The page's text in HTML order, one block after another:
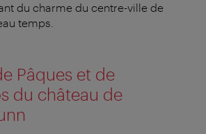
du charme du centre-ville de
temps.
Pâques et de
du château de